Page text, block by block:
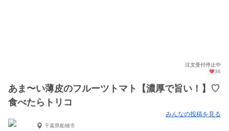
注文受付停止中
36
あま〜い薄皮のフルーツトマト【濃厚で旨い！】♡
食べたらトリコ
みんなの投稿を見る
千葉県船橋市